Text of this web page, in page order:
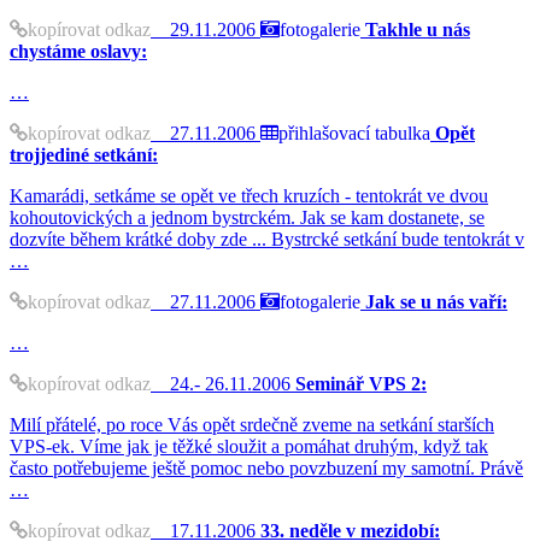
kopírovat odkaz 29.11.2006 fotogalerie Takhle u nás
chystáme oslavy:
…
kopírovat odkaz 27.11.2006 přihlašovací tabulka Opět
trojjediné setkání:
Kamarádi, setkáme se opět ve třech kruzích - tentokrát ve dvou
kohoutovických a jednom bystrckém. Jak se kam dostanete, se
dozvíte během krátké doby zde ... Bystrcké setkání bude tentokrát v
…
kopírovat odkaz 27.11.2006 fotogalerie Jak se u nás vaří:
…
kopírovat odkaz 24.- 26.11.2006 Seminář VPS 2:
Milí přátelé, po roce Vás opět srdečně zveme na setkání starších
VPS-ek. Víme jak je těžké sloužit a pomáhat druhým, když tak
často potřebujeme ještě pomoc nebo povzbuzení my samotní. Právě
…
kopírovat odkaz 17.11.2006 33. neděle v mezidobí: